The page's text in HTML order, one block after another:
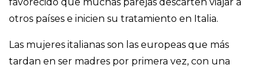
favorecido que muchas parejas descarten viajar a
otros países e inicien su tratamiento en Italia.
Las mujeres italianas son las europeas que más
tardan en ser madres por primera vez, con una